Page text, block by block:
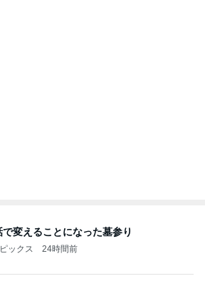
変えることになった墓参り
ックス 24時間前